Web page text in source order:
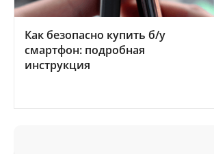
Как безопасно купить б/у
смартфон: подробная
инструкция